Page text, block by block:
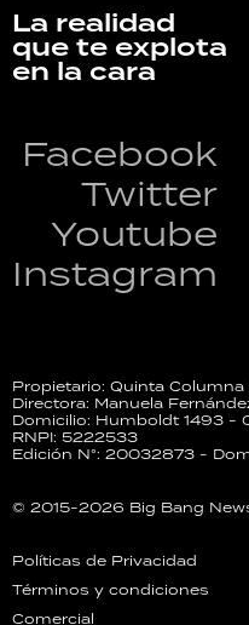
La realidad
que te explota
en la cara
Facebook
Twitter
Youtube
Instagram
Propietario: Quinta Columna
Directora: Manuela
Domicilio: Humboldt 1493 -
RNPI: 5222533
Edición N°: 20032873 -
© 2015-2026 Big Bang
Políticas de Privacidad
Términos y condiciones
Comercial